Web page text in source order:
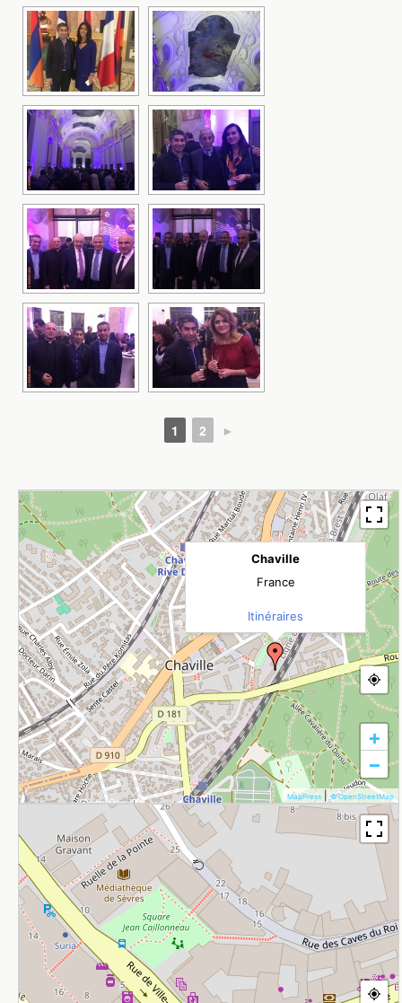
1 2 ►
+
−
MapPress |© OpenStreetMap
Chaville
France
Itinéraires